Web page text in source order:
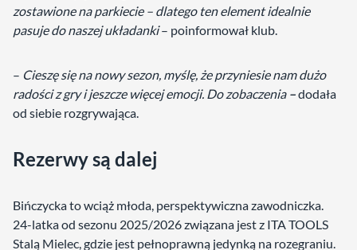
zostawione na parkiecie – dlatego ten element idealnie
pasuje do naszej układanki– poinformował klub.
– Cieszę się na nowy sezon, myślę, że przyniesie nam dużo
radości z gry i jeszcze więcej emocji. Do zobaczenia –dodała
od siebie rozgrywająca.
Rezerwy są dalej
Bińczycka to wciąż młoda, perspektywiczna zawodniczka.
24-latka od sezonu 2025/2026 związana jest z ITA TOOLS
Stalą Mielec, gdzie jest pełnoprawną jedynką na rozegraniu.